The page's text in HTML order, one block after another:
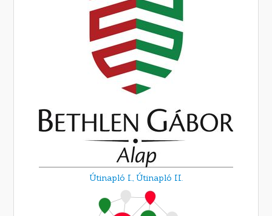
Útinapló I., Útinapló II.